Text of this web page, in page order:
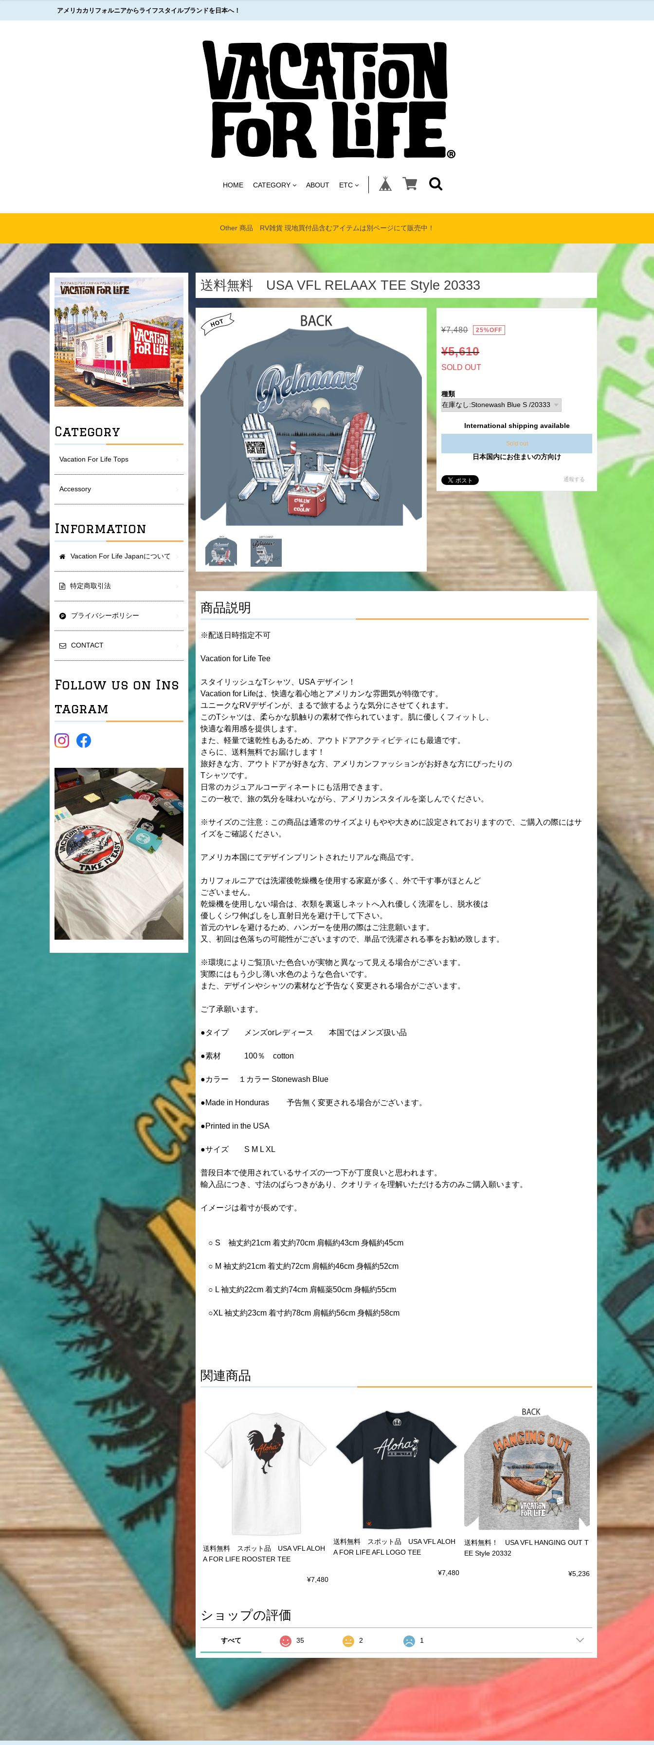
アメリカカリフォルニアからライフスタイルブランドを日本へ！
HOME CATEGORY ABOUT ETC
Other 商品 RV雑貨 現地買付品含むアイテムは別ページにて販売中！
送料無料 USA VFL RELAAX TEE Style 20333
¥7,480 25%OFF
¥5,610
SOLD OUT
種類
International shipping available
Sold out
日本国内にお住まいの方向け
通報する
商品説明
※配送日時指定不可
Vacation for Life Tee
スタイリッシュなTシャツ、USA デザイン！
Vacation for Lifeは、快適な着心地とアメリカンな雰囲気が特徴です。
ユニークなRVデザインが、まるで旅するような気分にさせてくれます。
このTシャツは、柔らかな肌触りの素材で作られています。肌に優しくフィットし、
快適な着用感を提供します。
また、軽量で速乾性もあるため、アウトドアアクティビティにも最適です。
さらに、送料無料でお届けします！
旅好きな方、アウトドアが好きな方、アメリカンファッションがお好きな方にぴったりの
Tシャツです。
日常のカジュアルコーディネートにも活用できます。
この一枚で、旅の気分を味わいながら、アメリカンスタイルを楽しんでください。
※サイズのご注意：この商品は通常のサイズよりもやや大きめに設定されておりますので、ご購入の際にはサ
イズをご確認ください。
アメリカ本国にてデザインプリントされたリアルな商品です。
カリフォルニアでは洗濯後乾燥機を使用する家庭が多く、外で干す事がほとんど
ございません。
乾燥機を使用しない場合は、衣類を裏返しネットへ入れ優しく洗濯をし、脱水後は
優しくシワ伸ばしをし直射日光を避け干して下さい。
首元のヤレを避けるため、ハンガーを使用の際はご注意願います。
又、初回は色落ちの可能性がございますので、単品で洗濯される事をお勧め致します。
※環境によりご覧頂いた色合いが実物と異なって見える場合がございます。
実際にはもう少し薄い水色のような色合いです。
また、デザインやシャツの素材など予告なく変更される場合がございます。
ご了承願います。
●タイプ メンズorレディース 本国ではメンズ扱い品
●素材 100％ cotton
●カラー １カラー Stonewash Blue
●Made in Honduras 予告無く変更される場合がございます。
●Printed in the USA
●サイズ S M L XL
普段日本で使用されているサイズの一つ下が丁度良いと思われます。
輸入品につき、寸法のばらつきがあり、クオリティを理解いただける方のみご購入願います。
イメージは着寸が長めです。
○ S 袖丈約21cm 着丈約70cm 肩幅約43cm 身幅約45cm
○ M 袖丈約21cm 着丈約72cm 肩幅約46cm 身幅約52cm
○ L 袖丈約22cm 着丈約74cm 肩幅薬50cm 身幅約55cm
○XL 袖丈約23cm 着寸約78cm 肩幅約56cm 身幅約58cm
関連商品
送料無料 スポット品 USA VFL ALOH
A FOR LIFE ROOSTER TEE
¥7,480
送料無料 スポット品 USA VFL ALOH
A FOR LIFE AFL LOGO TEE
¥7,480
送料無料！ USA VFL HANGING OUT T
EE Style 20332
¥5,236
ショップの評価
すべて 35 2 1
Category
Vacation For Life Tops
Accessory
Information
Vacation For Life Japanについて
特定商取引法
プライバシーポリシー
CONTACT
Follow us on Ins
tagram